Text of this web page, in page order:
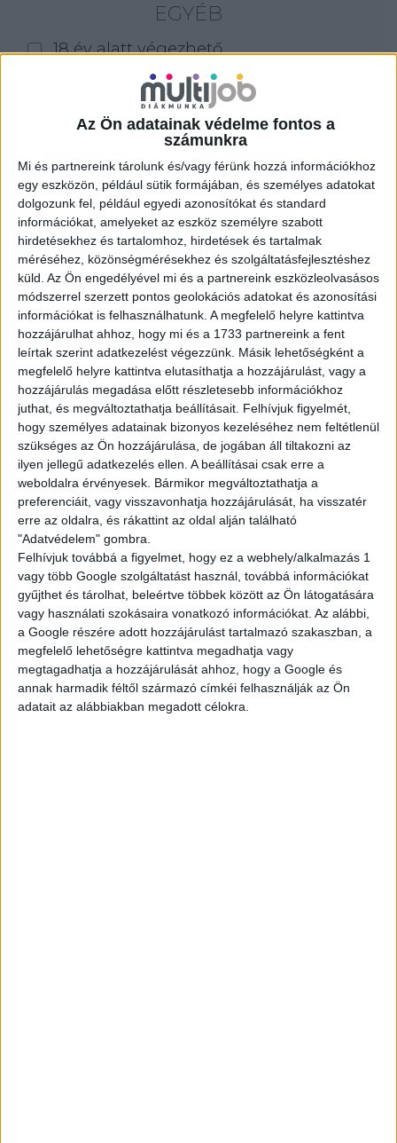
Az Ön adatainak védelme fontos a
számunkra
Mi és partnereink tárolunk és/vagy férünk hozzá információkhoz
egy eszközön, például sütik formájában, és személyes adatokat
dolgozunk fel, például egyedi azonosítókat és standard
információkat, amelyeket az eszköz személyre szabott
hirdetésekhez és tartalomhoz, hirdetések és tartalmak
méréséhez, közönségmérésekhez és szolgáltatásfejlesztéshez
küld. Az Ön engedélyével mi és a partnereink eszközleolvasásos
módszerrel szerzett pontos geolokációs adatokat és azonosítási
információkat is felhasználhatunk. A megfelelő helyre kattintva
hozzájárulhat ahhoz, hogy mi és a 1733 partnereink a fent
leírtak szerint adatkezelést végezzünk. Másik lehetőségként a
megfelelő helyre kattintva elutasíthatja a hozzájárulást, vagy a
hozzájárulás megadása előtt részletesebb információkhoz
juthat, és megváltoztathatja beállításait. Felhívjuk figyelmét,
hogy személyes adatainak bizonyos kezeléséhez nem feltétlenül
szükséges az Ön hozzájárulása, de jogában áll tiltakozni az
ilyen jellegű adatkezelés ellen. A beállításai csak erre a
weboldalra érvényesek. Bármikor megváltoztathatja a
preferenciáit, vagy visszavonhatja hozzájárulását, ha visszatér
erre az oldalra, és rákattint az oldal alján található
"Adatvédelem" gombra.
Felhívjuk továbbá a figyelmet, hogy ez a webhely/alkalmazás 1
vagy több Google szolgáltatást használ, továbbá információkat
gyűjthet és tárolhat, beleértve többek között az Ön látogatására
vagy használati szokásaira vonatkozó információkat. Az alábbi,
a Google részére adott hozzájárulást tartalmazó szakaszban, a
megfelelő lehetőségre kattintva megadhatja vagy
megtagadhatja a hozzájárulását ahhoz, hogy a Google és
annak harmadik féltől származó címkéi felhasználják az Ön
adatait az alábbiakban megadott célokra.
ALKALMI ÁRUHÁZI
KISEGÍTŐ
Siófok
18 év alatt végezhető
2.500,-Ft/óra
EGYÉB
18 év alatt végezhető
for foreigners (külföldieknek)
homeoffice
Szűrés